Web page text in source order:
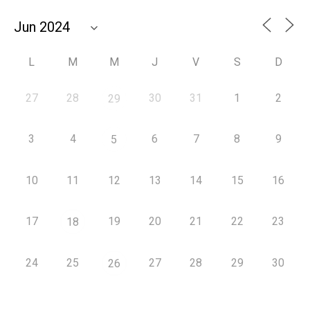
L M M J V S D
27 28 29 30 31 1 2
3 4 5 6 7 8 9
10 11 12 13 14 15 16
17 18 19 20 21 22 23
24 25 26 27 28 29 30